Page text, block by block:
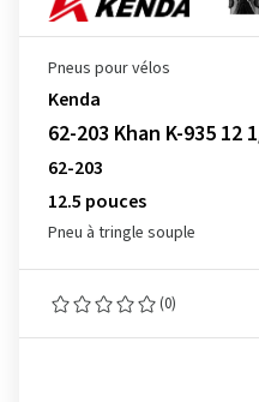
Pneus pour vélos
Kenda
62-203 Khan K-935 12
62-203
12.5 pouces
Pneu à tringle souple
(0)